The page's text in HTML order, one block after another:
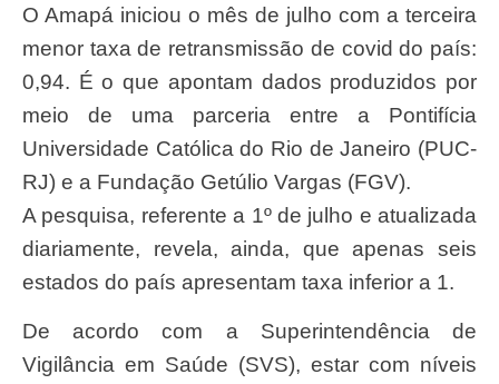
O Amapá iniciou o mês de julho com a terceira
menor taxa de retransmissão de covid do país:
0,94. É o que apontam dados produzidos por
meio de uma parceria entre a Pontifícia
Universidade Católica do Rio de Janeiro (PUC-
RJ) e a Fundação Getúlio Vargas (FGV).
A pesquisa, referente a 1º de julho e atualizada
diariamente, revela, ainda, que apenas seis
estados do país apresentam taxa inferior a 1.
De acordo com a Superintendência de
Vigilância em Saúde (SVS), estar com níveis